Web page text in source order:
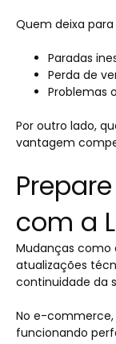
Quem deixa
Paradas
Perda de
Problemas
Por outro lado,
vantagem
com a
Mudanças como
atualizações
continuidade da
No e-
funcionando